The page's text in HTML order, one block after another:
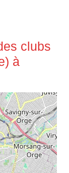
clubs
à